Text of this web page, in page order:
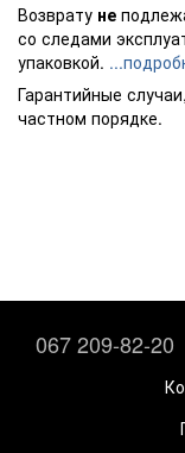
Возврату не
со следами
упаковкой.
Гарантийные
частном порядке.
067 209-82-20